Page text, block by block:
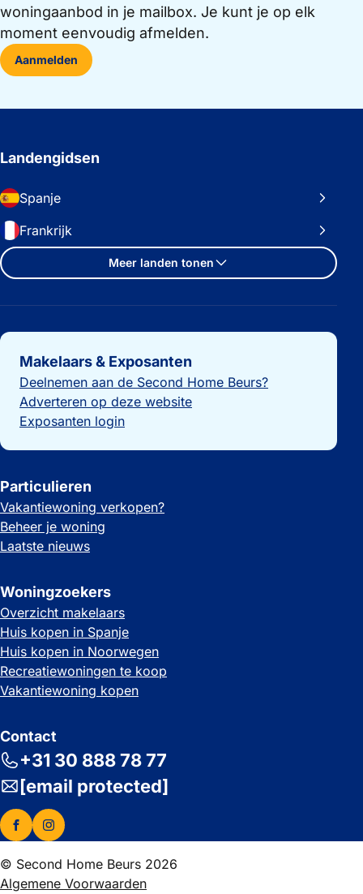
woningaanbod in je mailbox. Je kunt je op elk
moment eenvoudig afmelden.
Aanmelden
Landengidsen
Spanje
Frankrijk
Meer landen tonen
Belangrijke links
Makelaars & Exposanten
Deelnemen aan de Second Home Beurs?
Adverteren op deze website
Exposanten login
Particulieren
Vakantiewoning verkopen?
Beheer je woning
Laatste nieuws
Woningzoekers
Overzicht makelaars
Huis kopen in Spanje
Huis kopen in Noorwegen
Recreatiewoningen te koop
Vakantiewoning kopen
Contact
+31 30 888 78 77
[email protected]
© Second Home Beurs 2026
Algemene Voorwaarden